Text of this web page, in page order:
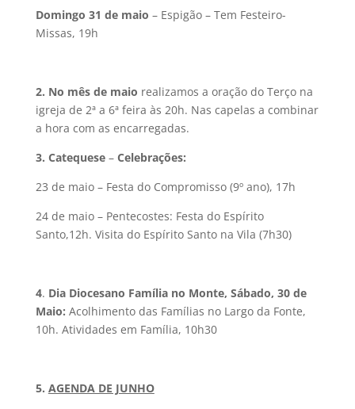
Domingo 31 de maio – Espigão – Tem Festeiro-
Missas, 19h
2. No mês de maio realizamos a oração do Terço na
igreja de 2ª a 6ª feira às 20h. Nas capelas a combinar
a hora com as encarregadas.
3. Catequese– Celebrações:
23 de maio – Festa do Compromisso (9º ano), 17h
24 de maio – Pentecostes: Festa do Espírito
Santo,12h. Visita do Espírito Santo na Vila (7h30)
4. Dia Diocesano Família no Monte, Sábado, 30 de
Maio: Acolhimento das Famílias no Largo da Fonte,
10h. Atividades em Família, 10h30
5. AGENDA DE JUNHO